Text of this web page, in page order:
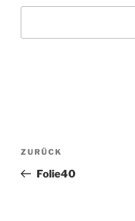
Beitragsnavigation
Vorheriger
Beitrag
ZURÜCK
Folie40